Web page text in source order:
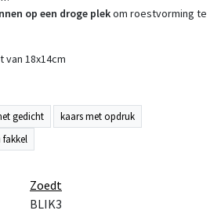
op een droge plekom roestvorming te
18x14cm
gedicht
kaars met opdruk
fakkel
Zoedt
BLIK3